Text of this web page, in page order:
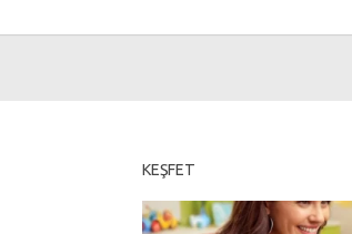
KEŞFET